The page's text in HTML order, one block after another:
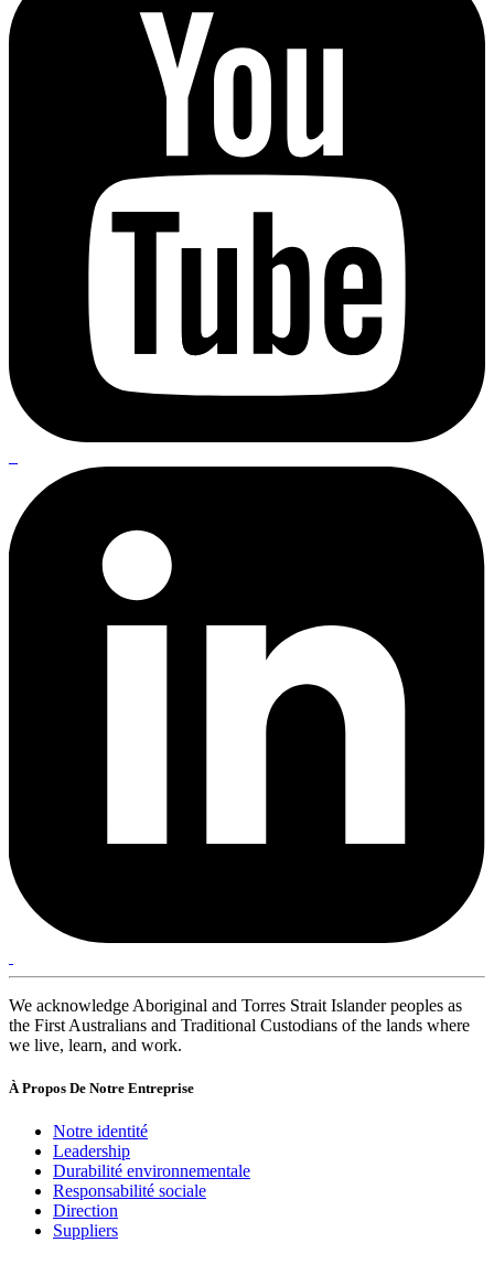
We acknowledge Aboriginal and Torres Strait Islander peoples as
the First Australians and Traditional Custodians of the lands where
we live, learn, and work.
À Propos De Notre Entreprise
Notre identité
Leadership
Durabilité environnementale
Responsabilité sociale
Direction
Suppliers